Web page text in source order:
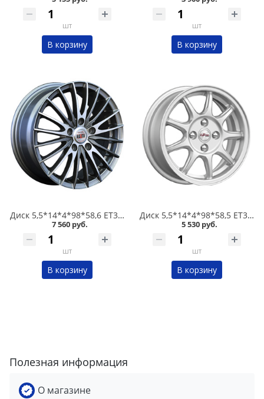
шт
В корзину
шт
В корзину
Диск 5,5*14*4*98*58,6 ET35 Alcasta M02 GMF /темно-серый полированный/ в Омске
7 560 руб.
шт
В корзину
Диск 5,5*14*4*98*58,5 ET35 iFree Эвил Нео-классик в Омске
5 530 руб.
шт
В корзину
Полезная информация
О магазине